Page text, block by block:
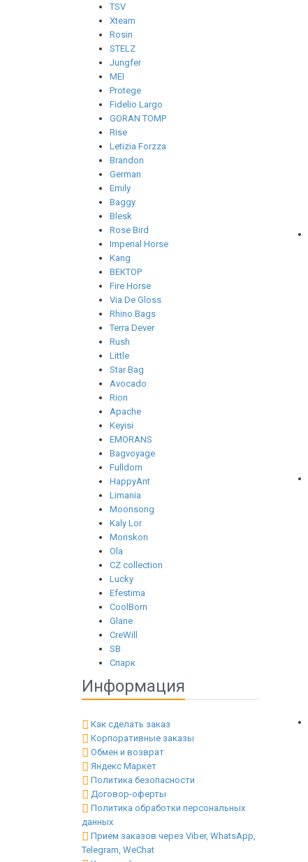
TSV
Xteam
Rosin
STELZ
Jungfer
MEI
Protege
Fidelio Largo
GORAN TOMP
Rise
Letizia Forzza
Brandon
German
Emily
Baggy
Blesk
Rose Bird
Imperial Horse
Kang
ВЕКТОР
Fire Horse
Via De Gloss
Rhino Bags
Terra Dever
Rush
Little
Star Bag
Avocado
Rion
Apache
Keyisi
EMORANS
Bagvoyage
Fulldorn
HappyAnt
Limania
Moonsong
Kaly Lor
Moriskon
Ola
CZ collection
Lucky
Efestima
CoolBorn
Glane
CreWill
SB
Спарк
Информация
Как сделать заказ
Корпоративные заказы
Обмен и возврат
Яндекс Маркет
Политика безопасности
Договор-оферты
Политика обработки персональных
данных
Прием заказов через Viber, WhatsApp,
Telegram, WeChat